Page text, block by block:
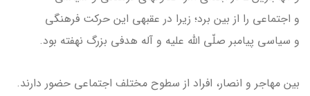
و اجتماعی را از بین برد؛ زیرا در عقبه­ی این حرکت فرهنگی
و سیاسی پیامبر صلّی الله علیه و آله هدفی بزرگ نهفته بود.
بین مهاجر و انصار، افراد از سطوح مختلف اجتماعی حضور دارند.